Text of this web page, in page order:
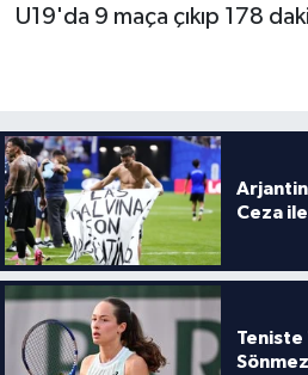
U19'da 9 maça çıkıp 178
Ceza ile
Teniste
Güreş
Motor Sporları
Su Sporları
Diğer Spor Dalları
Futbolcular